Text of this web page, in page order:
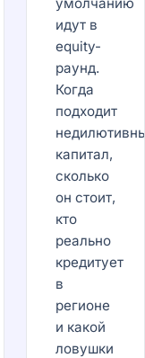
идут в
equity-
раунд.
Когда
подходит
капитал,
сколько
он стоит,
кто
реально
кредитует
в
регионе
и какой
ловушки